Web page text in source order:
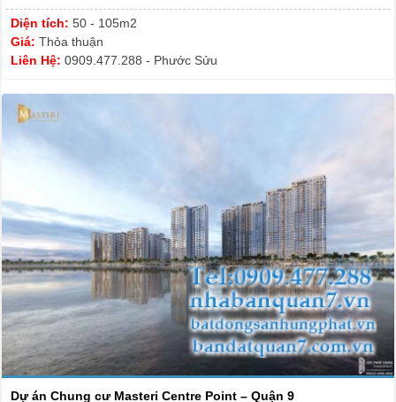
Diện tích: 50 - 105m2
Giá: Thỏa thuận
Liên Hệ: 0909.477.288 - Phước Sửu
Dự án Chung cư Masteri Centre Point – Quận 9